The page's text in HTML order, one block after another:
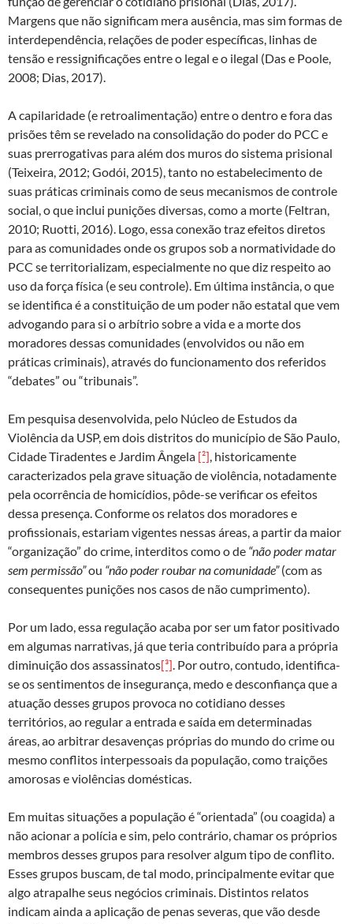
Margens que não significam mera ausência, mas sim formas de
interdependência, relações de poder específicas, linhas de
tensão e ressignificações entre o legal e o ilegal (Das e Poole,
2008; Dias, 2017).
A capilaridade (e retroalimentação) entre o dentro e fora das
prisões têm se revelado na consolidação do poder do PCC e
suas prerrogativas para além dos muros do sistema prisional
(Teixeira, 2012; Godói, 2015), tanto no estabelecimento de
suas práticas criminais como de seus mecanismos de controle
social, o que inclui punições diversas, como a morte (Feltran,
2010; Ruotti, 2016). Logo, essa conexão traz efeitos diretos
para as comunidades onde os grupos sob a normatividade do
PCC se territorializam, especialmente no que diz respeito ao
uso da força física (e seu controle). Em última instância, o que
se identifica é a constituição de um poder não estatal que vem
advogando para si o arbítrio sobre a vida e a morte dos
moradores dessas comunidades (envolvidos ou não em
práticas criminais), através do funcionamento dos referidos
“debates” ou “tribunais”.
Em pesquisa desenvolvida, pelo Núcleo de Estudos da
Violência da USP, em dois distritos do município de São Paulo,
Cidade Tiradentes e Jardim Ângela [²], historicamente
caracterizados pela grave situação de violência, notadamente
pela ocorrência de homicídios, pôde-se verificar os efeitos
dessa presença. Conforme os relatos dos moradores e
profissionais, estariam vigentes nessas áreas, a partir da maior
“organização” do crime, interditos como o de “não poder matar
sem permissão”ou “não poder roubar na comunidade”(com as
consequentes punições nos casos de não cumprimento).
Por um lado, essa regulação acaba por ser um fator positivado
em algumas narrativas, já que teria contribuído para a própria
diminuição dos assassinatos[³]. Por outro, contudo, identifica-
se os sentimentos de insegurança, medo e desconfiança que a
atuação desses grupos provoca no cotidiano desses
territórios, ao regular a entrada e saída em determinadas
áreas, ao arbitrar desavenças próprias do mundo do crime ou
mesmo conflitos interpessoais da população, como traições
amorosas e violências domésticas.
Em muitas situações a população é “orientada” (ou coagida) a
não acionar a polícia e sim, pelo contrário, chamar os próprios
membros desses grupos para resolver algum tipo de conflito.
Esses grupos buscam, de tal modo, principalmente evitar que
algo atrapalhe seus negócios criminais. Distintos relatos
indicam ainda a aplicação de penas severas, que vão desde